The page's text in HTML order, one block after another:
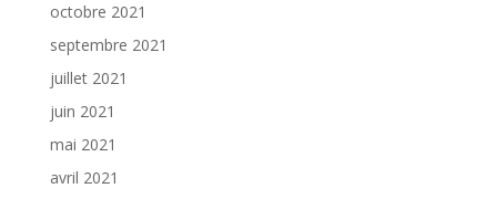
octobre 2021
septembre 2021
juillet 2021
juin 2021
mai 2021
avril 2021